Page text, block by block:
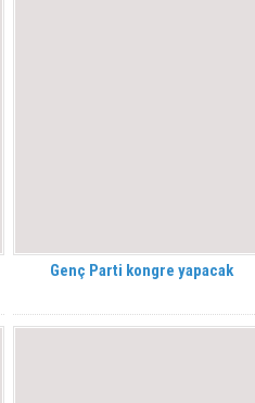
Genç Parti kongre yapacak